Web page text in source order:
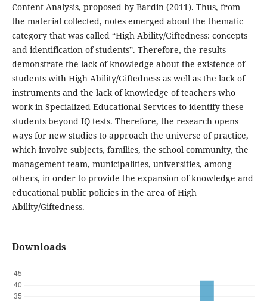
Content Analysis, proposed by Bardin (2011). Thus, from
the material collected, notes emerged about the thematic
category that was called “High Ability/Giftedness: concepts
and identification of students”. Therefore, the results
demonstrate the lack of knowledge about the existence of
students with High Ability/Giftedness as well as the lack of
instruments and the lack of knowledge of teachers who
work in Specialized Educational Services to identify these
students beyond IQ tests. Therefore, the research opens
ways for new studies to approach the universe of practice,
which involve subjects, families, the school community, the
management team, municipalities, universities, among
others, in order to provide the expansion of knowledge and
educational public policies in the area of High
Ability/Giftedness.
Downloads